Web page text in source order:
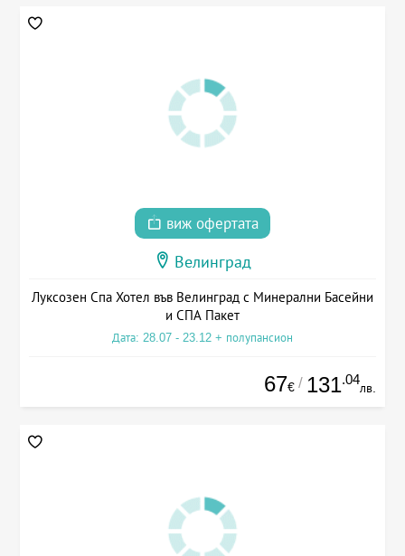
виж офертата
Велинград
Луксозен Спа Хотел във Велинград с Минерални Басейни
и СПА Пакет
Дата: 28.07 - 23.12 + полупансион
67€ / 131.04
лв.